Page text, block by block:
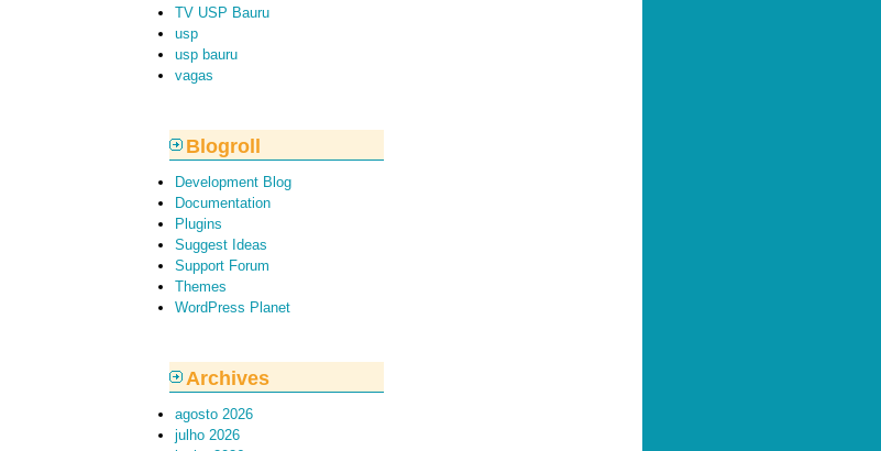
TV USP Bauru
usp
usp bauru
vagas
Blogroll
Development Blog
Documentation
Plugins
Suggest Ideas
Support Forum
Themes
WordPress Planet
Archives
agosto 2026
julho 2026